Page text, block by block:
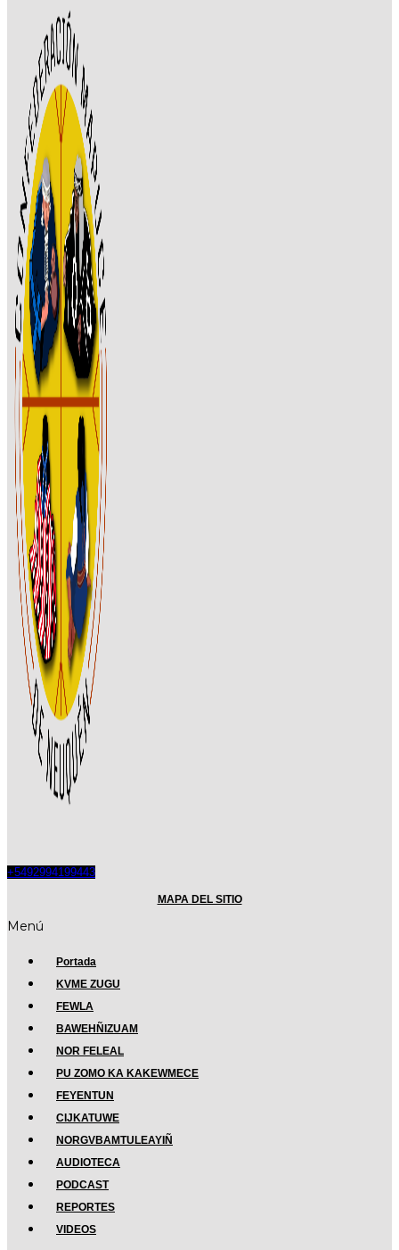
+5492994199443
MAPA DEL SITIO
Menú
Portada
KVME ZUGU
FEWLA
BAWEHÑIZUAM
NOR FELEAL
PU ZOMO KA KAKEWMECE
FEYENTUN
CIJKATUWE
NORGVBAMTULEAYIÑ
AUDIOTECA
PODCAST
REPORTES
VIDEOS